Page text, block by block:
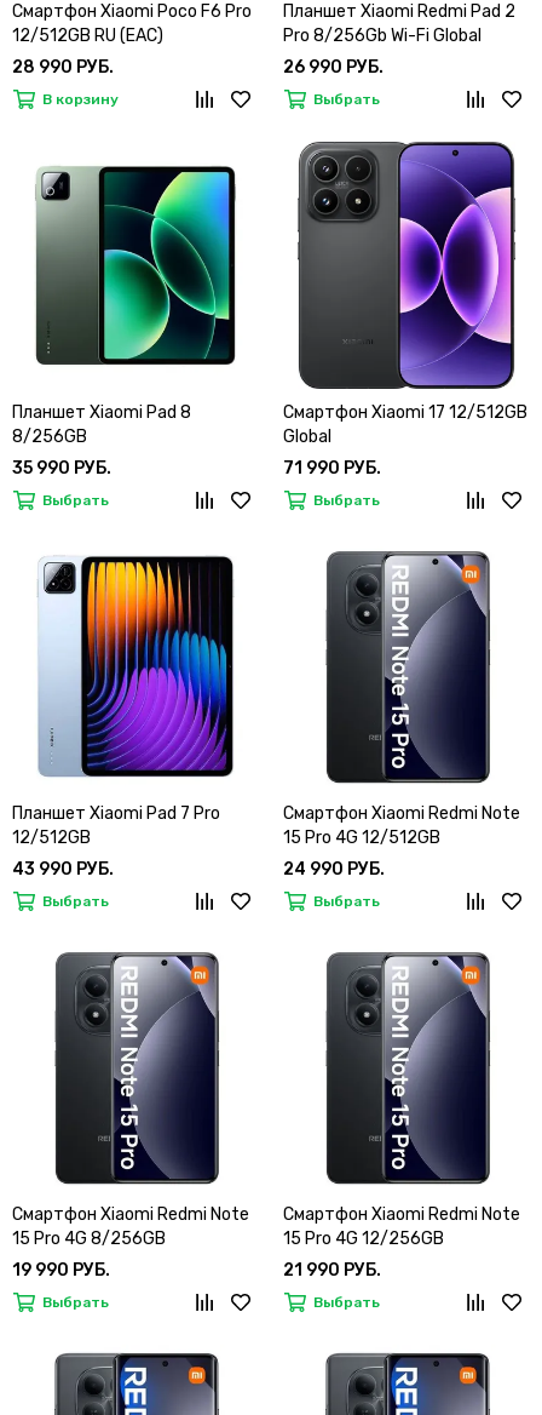
Смартфон Xiaomi Poco F6 Pro
12/512GB RU (EAC)
28 990 РУБ.
В корзину
Планшет Xiaomi Redmi Pad 2
Pro 8/256Gb Wi-Fi Global
26 990 РУБ.
Выбрать
Планшет Xiaomi Pad 8
8/256GB
35 990 РУБ.
Выбрать
Смартфон Xiaomi 17 12/512GB
Global
71 990 РУБ.
Выбрать
Планшет Xiaomi Pad 7 Pro
12/512GB
43 990 РУБ.
Выбрать
Смартфон Xiaomi Redmi Note
15 Pro 4G 12/512GB
24 990 РУБ.
Выбрать
Смартфон Xiaomi Redmi Note
15 Pro 4G 8/256GB
19 990 РУБ.
Выбрать
Смартфон Xiaomi Redmi Note
15 Pro 4G 12/256GB
21 990 РУБ.
Выбрать